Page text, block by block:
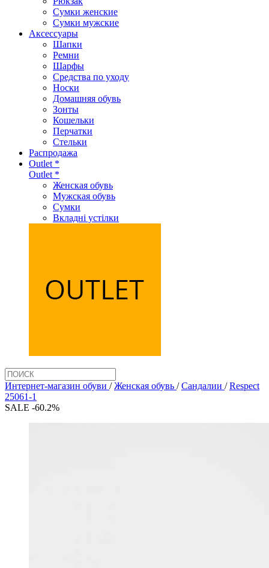
Сумки женские
Сумки мужские
Аксеcсуары
Шапки
Ремни
Шарфы
Средства по уходу
Носки
Домашняя обувь
Зонты
Кошельки
Перчатки
Стельки
Распродажа
Outlet *
Outlet *
Женская обувь
Мужская обувь
Сумки
Вкладні устілки
Интернет-магазин обуви /Женская обувь /Сандалии /Respect
25061-1
SALE -60.2%